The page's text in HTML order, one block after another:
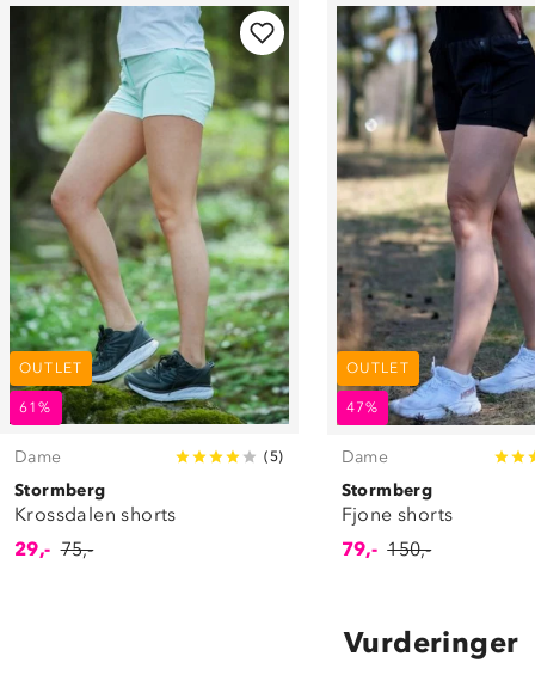
OUTLET
61%
Dame (5)
Stormberg
Krossdalen shorts
29,- 75,-
OUTLET
47%
Dame
Stormberg
Fjone shorts
79,- 150,-
Vurderinger